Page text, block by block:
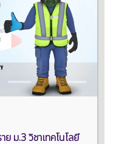
ม.3 วิชาเทคโนโลยี